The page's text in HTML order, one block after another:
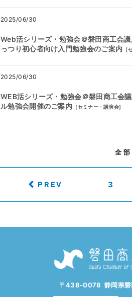
2025/06/30
Web活シリーズ・勉強会＠磐田商工会
っつり初心者向け入門勉強会のご案内 [
2025/06/30
WEB活シリーズ・勉強会＠磐田商工会
ル勉強会開催のご案内 [セミナー・講演会]
全
PREV 3
〒438-0078 静岡県磐